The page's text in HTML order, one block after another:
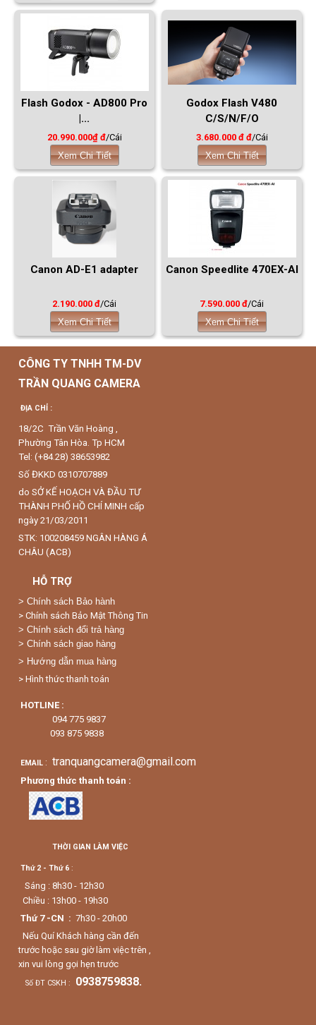
Flash Godox - AD800 Pro
|...
20.990.000₫ đ/Cái
Xem Chi Tiết
Godox Flash V480
C/S/N/F/O
3.680.000 đ đ/Cái
Xem Chi Tiết
Canon AD-E1 adapter
2.190.000 đ/Cái
Xem Chi Tiết
Canon Speedlite 470EX-AI
7.590.000 đ/Cái
Xem Chi Tiết
CÔNG TY TNHH TM-DV
TRẦN QUANG CAMERA
ĐỊA CHỈ :
18/2C Trần Văn Hoàng ,
Phường Tân Hòa. Tp HCM
Tel: (+84.28) 38653982
Số ĐKKD 0310707889
do SỞ KẾ HOẠCH VÀ ĐẦU TƯ
THÀNH PHỐ HỒ CHÍ MINH cấp
ngày 21/03/2011
STK: 100208459 NGÂN HÀNG Á
CHÂU (ACB)
HỖ TRỢ
> Chính sách Bảo hành
> Chính sách Bảo Mật Thông Tin
> Chính sách đổi trả hàng
> Chính sách giao hàng
> Hướng dẫn mua hàng
> Hình thức thanh toán
HOTLINE :
094 775 9837
093 875 9838
EMAIL : tranquangcamera@gmail.com
Phương thức thanh toán :
THỜI GIAN LÀM VIỆC
Thứ 2 - Thứ 6 :
Sáng : 8h30 - 12h30
Chiều : 13h00 - 19h30
Thứ 7 -CN : 7h30 - 20h00
Nếu Quí Khách hàng cần đến
trước hoặc sau giờ làm việc trên ,
xin vui lòng gọi hẹn trước
Số ĐT CSKH : 0938759838.